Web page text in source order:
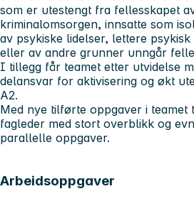
som er utestengt fra fellesskapet
kriminalomsorgen, innsatte som
av psykiske lidelser, lettere
eller av andre grunner unngår
I tillegg får teamet etter utvidelse
delansvar for aktivisering og økt
A2.
Med nye tilførte oppgaver i teamet
fagleder med stort overblikk og
parallelle oppgaver.
Arbeidsoppgaver